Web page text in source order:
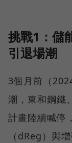
挑戰1：儲
引退場潮
3個月前（
潮，東和鋼鐵
計畫陸續喊停
（dReg）與